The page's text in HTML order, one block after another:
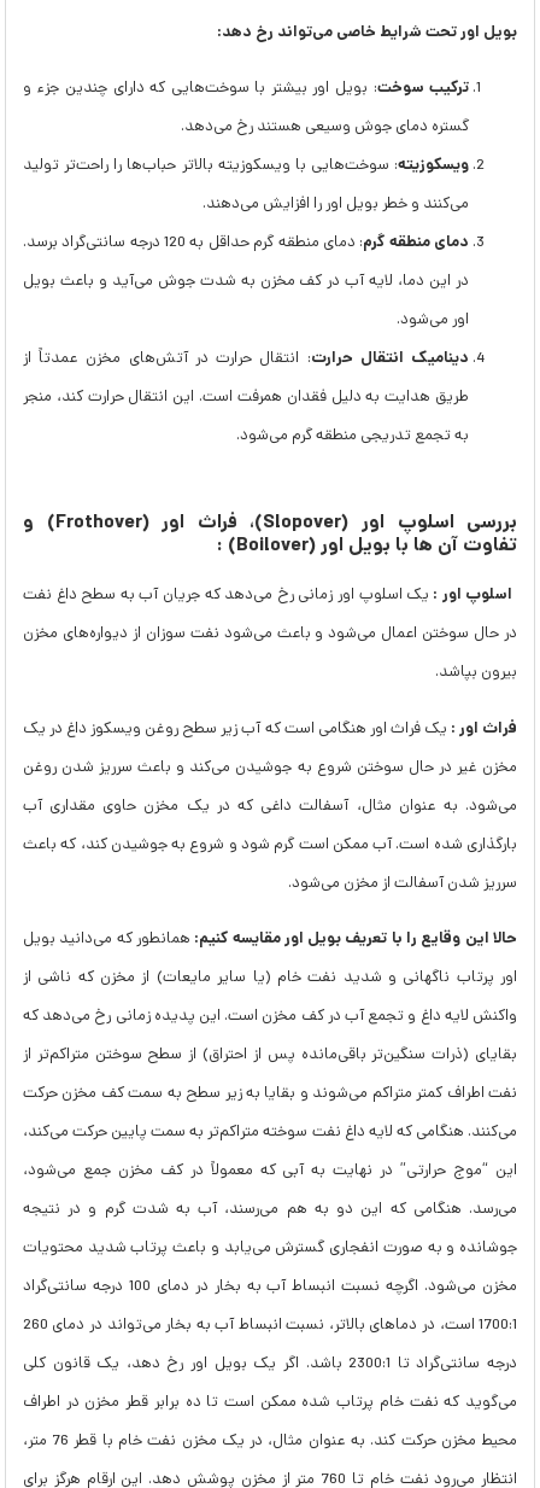
بویل اور تحت شرایط خاصی می‌تواند رخ دهد:
ترکیب سوخت: بویل اور بیشتر با سوخت‌هایی که دارای چندین جزء و
گستره دمای جوش وسیعی هستند رخ می‌دهد.
ویسکوزیته: سوخت‌هایی با ویسکوزیته بالاتر حباب‌ها را راحت‌تر تولید
می‌کنند و خطر بویل اور را افزایش می‌دهند.
دمای منطقه گرم
: دمای منطقه گرم حداقل به 120 درجه سانتی‌گراد برسد.
در این دما، لایه آب در کف مخزن به شدت جوش می‌آید و باعث بویل
اور می‌شود.
دینامیک انتقال حرارت: انتقال حرارت در آتش‌های مخزن عمدتاً از
طریق هدایت به دلیل فقدان همرفت است. این انتقال حرارت کند، منجر
به تجمع تدریجی منطقه گرم می‌شود.
بررسی اسلوپ اور (Slopover)، فراث اور (Frothover) و
تفاوت آن ها با بویل اور (Boilover) :
اسلوپ اور : یک اسلوپ اور زمانی رخ می‌دهد که جریان آب به سطح داغ نفت
در حال سوختن اعمال می‌شود و باعث می‌شود نفت سوزان از دیواره‌های مخزن
بیرون بپاشد.
فراث اور : یک فراث اور هنگامی است که آب زیر سطح روغن ویسکوز داغ در یک
مخزن غیر در حال سوختن شروع به جوشیدن می‌کند و باعث سرریز شدن روغن
می‌شود. به عنوان مثال، آسفالت داغی که در یک مخزن حاوی مقداری آب
بارگذاری شده است. آب ممکن است گرم شود و شروع به جوشیدن کند، که باعث
سرریز شدن آسفالت از مخزن می‌شود.
حالا این وقایع را با تعریف بویل اور مقایسه کنیم: همانطور که می‌دانید بویل
اور پرتاب ناگهانی و شدید نفت خام (یا سایر مایعات) از مخزن که ناشی از
واکنش لایه داغ و تجمع آب در کف مخزن است. این پدیده زمانی رخ می‌دهد که
بقایای (ذرات سنگین‌تر باقی‌مانده پس از احتراق) از سطح سوختن متراکم‌تر از
نفت اطراف کمتر متراکم می‌شوند و بقایا به زیر سطح به سمت کف مخزن حرکت
می‌کنند. هنگامی که لایه داغ نفت سوخته متراکم‌تر به سمت پایین حرکت می‌کند،
این “موج حرارتی” در نهایت به آبی که معمولاً در کف مخزن جمع می‌شود،
می‌رسد. هنگامی که این دو به هم می‌رسند، آب به شدت گرم و در نتیجه
جوشانده و به صورت انفجاری گسترش می‌یابد و باعث پرتاب شدید محتویات
مخزن می‌شود. اگرچه نسبت انبساط آب به بخار در دمای 100 درجه سانتی‌گراد
1700:1 است، در دماهای بالاتر، نسبت انبساط آب به بخار می‌تواند در دمای 260
درجه سانتی‌گراد تا 2300:1 باشد. اگر یک بویل اور رخ دهد، یک قانون کلی
می‌گوید که نفت خام پرتاب شده ممکن است تا ده برابر قطر مخزن در اطراف
محیط مخزن حرکت کند. به عنوان مثال، در یک مخزن نفت خام با قطر 76 متر،
انتظار می‌رود نفت خام تا 760 متر از مخزن پوشش دهد. این ارقام هرگز برای